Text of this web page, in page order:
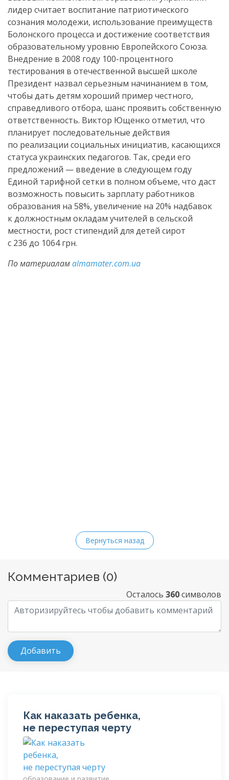
лидер считает воспитание патриотического
сознания молодежи, использование преимуществ
Болонского процесса и достижение соответствия
образовательному уровню Европейского Союза.
Внедрение в 2008 году 100-процентного
тестирования в отечественной высшей школе
Президент назвал серьезным начинанием в том,
чтобы дать детям хороший пример честного,
справедливого отбора, шанс проявить собственную
ответственность. Виктор Ющенко отметил, что
планирует последовательные действия
по реализации социальных инициатив, касающихся
статуса украинских педагогов. Так, среди его
предложений — введение в следующем году
Единой тарифной сетки в полном объеме, что даст
возможность повысить зарплату работников
образования на 58%, увеличение на 20% надбавок
к должностным окладам учителей в сельской
местности, рост стипендий для детей сирот
с 236 до 1064 грн.
По материаламalmamater.com.ua
Вернуться назад
Комментариев (0)
Осталось 360символов
Как наказать ребенка,
не переступая черту